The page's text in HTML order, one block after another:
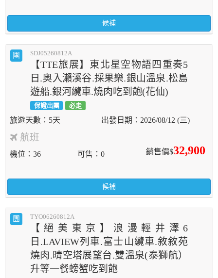
候補
團 SDJ05260812A
【TTE旅展】東北星空物語四重奏5
日.奧入瀨溪谷.採果樂.銀山溫泉.松島
遊船.銀河纜車.燒肉吃到飽(花仙)
保證出團 必走
5天 2026/08/12 (三)
航班
銷售價$32,900
機位 36 可售 0
候補
團 TYO06260812A
【絕美東京】浪漫輕井澤6
日.LAVIEW列車.富士山纜車.敘敘苑
燒肉.晴空塔展望台.雙溫泉(泰獅航）
升等一餐螃蟹吃到飽